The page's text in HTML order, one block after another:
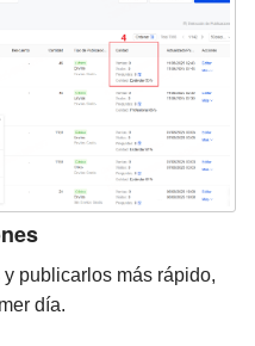
publicarlos más rápido,
día.